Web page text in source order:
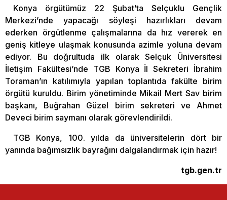
Konya örgütümüz 22 Şubat’ta Selçuklu Gençlik
Merkezi’nde yapacağı söyleşi hazırlıkları devam
ederken örgütlenme çalışmalarına da hız vererek en
geniş kitleye ulaşmak konusunda azimle yoluna devam
ediyor. Bu doğrultuda ilk olarak Selçuk Üniversitesi
İletişim Fakültesi’nde TGB Konya İl Sekreteri İbrahim
Toraman’ın katılımıyla yapılan toplantıda fakülte birim
örgütü kuruldu. Birim yönetiminde Mikail Mert Sav birim
başkanı, Buğrahan Güzel birim sekreteri ve Ahmet
Deveci birim saymanı olarak görevlendirildi.
TGB Konya, 100. yılda da üniversitelerin dört bir
yanında bağımsızlık bayrağını dalgalandırmak için hazır!
tgb.gen.tr